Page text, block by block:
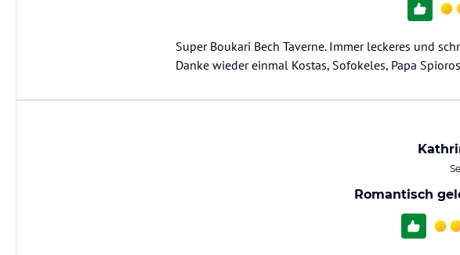
Super Boukari Bech Taverne. Immer leckeres und
Danke wieder einmal Kostas, Sofokeles, Papa
Romantisch